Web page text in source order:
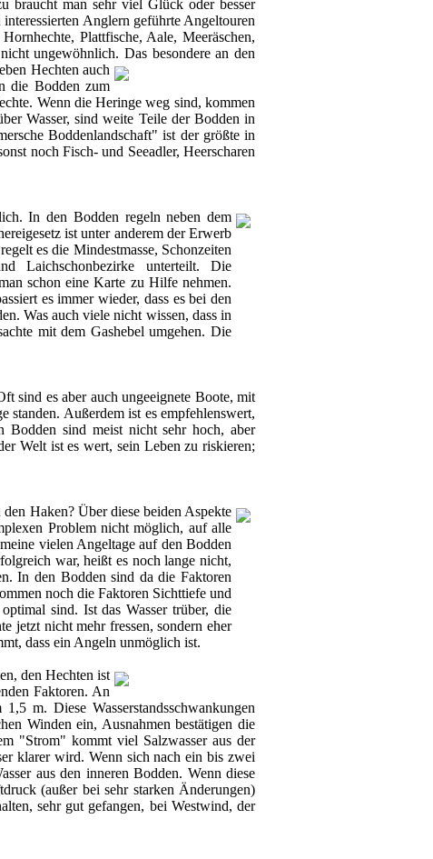
braucht man sehr viel Glück oder besser
Anglern geführte Angeltouren
Plattfische, Aale, Meeräschen,
ungewöhnlich. Das besondere an den
Hechten auch
die Bodden zum
Wenn die Heringe weg sind, kommen
Wasser, sind weite Teile der Bodden in
Boddenlandschaft" ist der größte in
noch Fisch- und Seeadler, Heerscharen
In den Bodden regeln neben dem
ist unter anderem der Erwerb
es die Mindestmasse, Schonzeiten
Laichschonbezirke unterteilt. Die
schon eine Karte zu Hilfe nehmen.
es immer wieder, dass es bei den
Was auch viele nicht wissen, dass in
mit dem Gashebel umgehen. Die
sind es aber auch ungeeignete Boote, mit
Außerdem ist es empfehlenswert,
Bodden sind meist nicht sehr hoch, aber
Welt ist es wert, sein Leben zu riskieren;
Haken? Über diese beiden Aspekte
Problem nicht möglich, auf alle
vielen Angeltage auf den Bodden
war, heißt es noch lange nicht,
In den Bodden sind da die Faktoren
noch die Faktoren Sichttiefe und
sind. Ist das Wasser trüber, die
jetzt nicht mehr fressen, sondern eher
dass ein Angeln unmöglich ist.
den Hechten ist
Faktoren. An
m. Diese Wasserstandsschwankungen
Winden ein, Ausnahmen bestätigen die
"Strom" kommt viel Salzwasser aus der
klarer wird. Wenn sich nach ein bis zwei
aus den inneren Bodden. Wenn diese
(außer bei sehr starken Änderungen)
sehr gut gefangen, bei Westwind, der